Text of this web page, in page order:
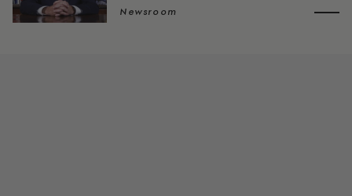
Newsroom